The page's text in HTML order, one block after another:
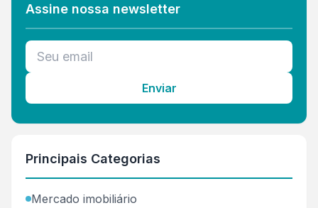
Assine nossa newsletter
Enviar
Principais Categorias
Mercado imobiliário